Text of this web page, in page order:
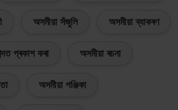
অসমীয়া সঁজুলি অসমীয়া ব্যাকৰণ
প্ৰকাশ কৰা অসমীয়া ৰচনা
অসমীয়া পঞ্জিকা